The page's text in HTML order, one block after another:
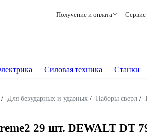
Получение и оплата Сервис
Силовая техника Станки
/ Для безударных и ударных / Наборы сверл /
29 шт. DEWALT DT